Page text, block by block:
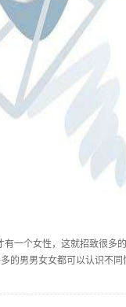
一个女性，这就招致很多
的男男女女都可以认识不